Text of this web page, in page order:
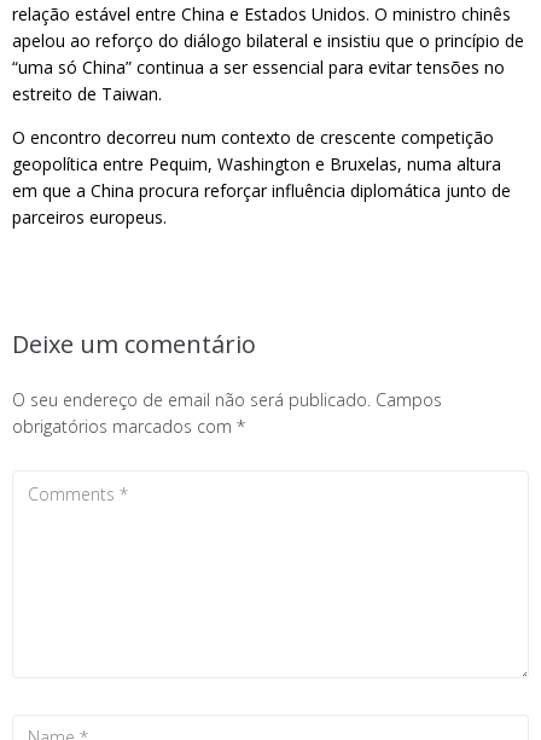
relação estável entre China e Estados Unidos. O ministro chinês
apelou ao reforço do diálogo bilateral e insistiu que o princípio de
“uma só China” continua a ser essencial para evitar tensões no
estreito de Taiwan.
O encontro decorreu num contexto de crescente competição
geopolítica entre Pequim, Washington e Bruxelas, numa altura
em que a China procura reforçar influência diplomática junto de
parceiros europeus.
Deixe um comentário
O seu endereço de email não será publicado. Campos
obrigatórios marcados com *